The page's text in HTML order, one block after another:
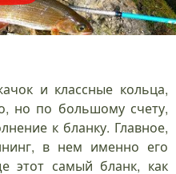
и классные кольца,
но по большому счету,
к бланку. Главное,
в нем именно его
этот самый бланк, как